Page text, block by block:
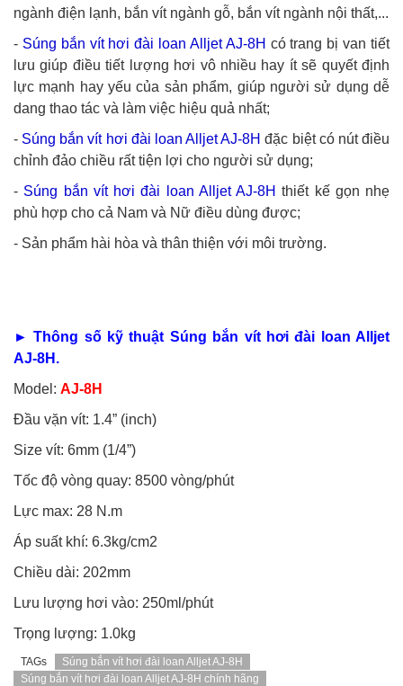
ngành điện lạnh, bắn vít ngành gỗ, bắn vít ngành nội thất,...
- Súng bắn vít hơi đài loan Alljet AJ-8H có trang bị van tiết
lưu giúp điều tiết lượng hơi vô nhiều hay ít sẽ quyết định
lực mạnh hay yếu của sản phẩm, giúp người sử dụng dễ
dang thao tác và làm việc hiệu quả nhất;
- Súng bắn vít hơi đài loan Alljet AJ-8H đặc biệt có nút điều
chỉnh đảo chiều rất tiện lợi cho người sử dụng;
- Súng bắn vít hơi đài loan Alljet AJ-8H thiết kế gọn nhẹ
phù hợp cho cả Nam và Nữ điều dùng được;
- Sản phẩm hài hòa và thân thiện với môi trường.
► Thông số kỹ thuật Súng bắn vít hơi đài loan Alljet
AJ-8H.
Model: AJ-8H
Đầu vặn vít: 1.4” (inch)
Size vít: 6mm (1/4”)
Tốc độ vòng quay: 8500 vòng/phút
Lực max: 28 N.m
Áp suất khí: 6.3kg/cm2
Chiều dài: 202mm
Lưu lượng hơi vào: 250ml/phút
Trọng lượng: 1.0kg
TAGs
Súng bắn vít hơi đài loan Alljet AJ-8H
Súng bắn vít hơi đài loan Alljet AJ-8H chính hãng